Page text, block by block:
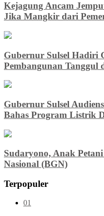
Kejagung Ancam
Jika Mangkir dari
Gubernur Sulsel Hadiri
Pembangunan Tanggul
Gubernur Sulsel
Bahas Program Listrik
Sudaryono, Anak
Nasional (BGN)
Terpopuler
01